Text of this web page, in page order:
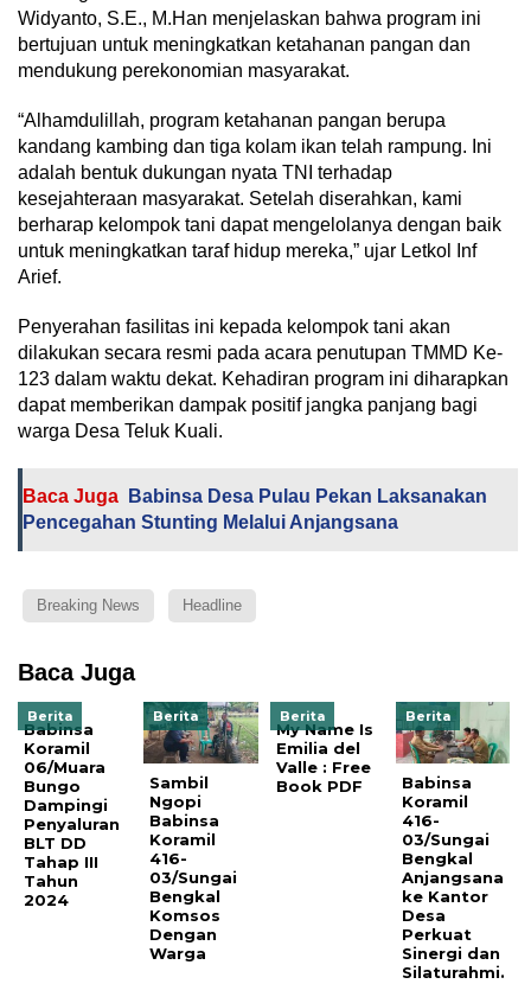
Widyanto, S.E., M.Han menjelaskan bahwa program ini
bertujuan untuk meningkatkan ketahanan pangan dan
mendukung perekonomian masyarakat.
“Alhamdulillah, program ketahanan pangan berupa
kandang kambing dan tiga kolam ikan telah rampung. Ini
adalah bentuk dukungan nyata TNI terhadap
kesejahteraan masyarakat. Setelah diserahkan, kami
berharap kelompok tani dapat mengelolanya dengan baik
untuk meningkatkan taraf hidup mereka,” ujar Letkol Inf
Arief.
Penyerahan fasilitas ini kepada kelompok tani akan
dilakukan secara resmi pada acara penutupan TMMD Ke-
123 dalam waktu dekat. Kehadiran program ini diharapkan
dapat memberikan dampak positif jangka panjang bagi
warga Desa Teluk Kuali.
Baca Juga
Babinsa Desa Pulau Pekan Laksanakan
Pencegahan Stunting Melalui Anjangsana
Breaking News Headline
Baca Juga
Berita
Babinsa
Koramil
06/Muara
Bungo
Dampingi
Penyaluran
BLT DD
Tahap III
Tahun
2024
Berita
Sambil
Ngopi
Babinsa
Koramil
416-
03/Sungai
Bengkal
Komsos
Dengan
Warga
Berita
My Name Is
Emilia del
Valle : Free
Book PDF
Berita
Babinsa
Koramil
416-
03/Sungai
Bengkal
Anjangsana
ke Kantor
Desa
Perkuat
Sinergi dan
Silaturahmi.